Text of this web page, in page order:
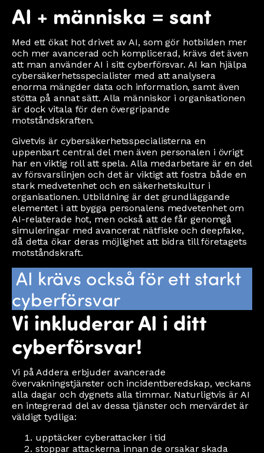
AI + människa = sant
Med ett ökat hot drivet av AI, som gör hotbilden mer
och mer avancerad och komplicerad, krävs det även
att man använder AI i sitt cyberförsvar. AI kan hjälpa
cybersäkerhetsspecialister med att analysera
enorma mängder data och information, samt även
stötta på annat sätt. Alla människor i organisationen
är dock vitala för den övergripande
motståndskraften.
Givetvis är cybersäkerhetsspecialisterna en
uppenbart central del men även personalen i övrigt
har en viktig roll att spela. Alla medarbetare är en del
av försvarslinjen och det är viktigt att fostra både en
stark medvetenhet och en säkerhetskultur i
organisationen. Utbildning är det grundläggande
elementet i att bygga personalens medvetenhet om
AI-relaterade hot, men också att de får genomgå
simuleringar med avancerat nätfiske och deepfake,
då detta ökar deras möjlighet att bidra till företagets
motståndskraft.
AI krävs också för ett starkt
cyberförsvar
Vi inkluderar AI i ditt
cyberförsvar!
Vi på Addera erbjuder avancerade
övervakningstjänster och incidentberedskap, veckans
alla dagar och dygnets alla timmar. Naturligtvis är AI
en integrerad del av dessa tjänster och mervärdet är
väldigt tydliga:
upptäcker cyberattacker i tid
stoppar attackerna innan de orsakar skada